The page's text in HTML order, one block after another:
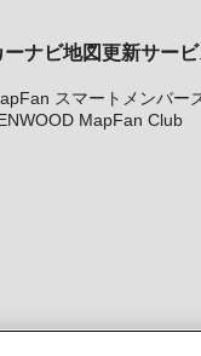
ーナビ地図更新サー
スマートメンバー
MapFan Club